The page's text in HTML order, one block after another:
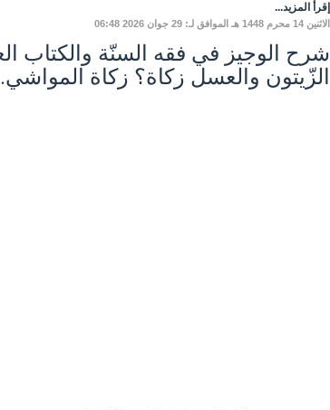
إقرأ المزيد...
الاثنين 14 محرم 1448 هـ الموافق لـ: 29 جوان 2026 06:48
الزّيتون والعسل زكاة؟ زكاة المواشي.